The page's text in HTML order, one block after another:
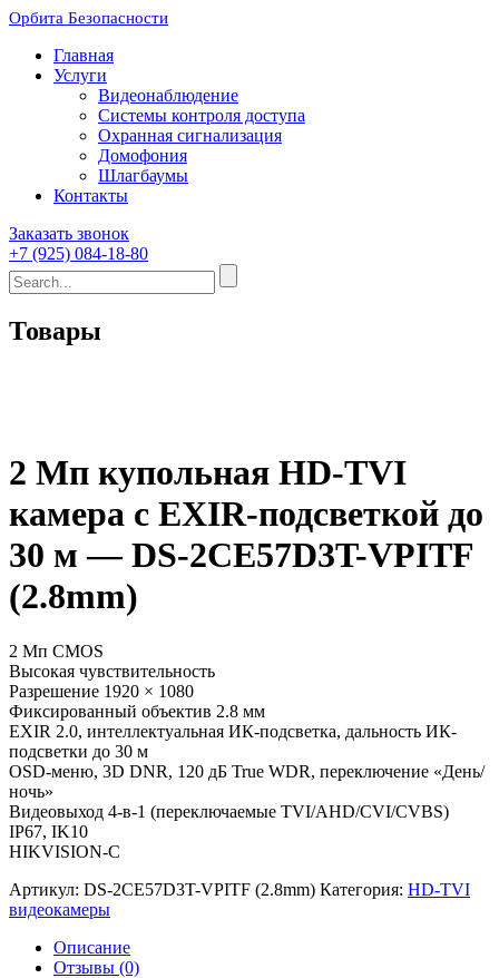
Орбита Безопасности
Главная
Услуги
Видеонаблюдение
Системы контроля доступа
Охранная сигнализация
Домофония
Шлагбаумы
Контакты
Заказать звонок
+7 (925) 084-18-80
Товары
2 Мп купольная HD-TVI
камера с EXIR-подсветкой до
30 м — DS-2CE57D3T-VPITF
(2.8mm)
2 Мп CMOS
Высокая чувствительность
Разрешение 1920 × 1080
Фиксированный объектив 2.8 мм
EXIR 2.0, интеллектуальная ИК-подсветка, дальность ИК-
подсветки до 30 м
OSD-меню, 3D DNR, 120 дБ True WDR, переключение «День/
ночь»
Видеовыход 4-в-1 (переключаемые TVI/AHD/CVI/CVBS)
IP67, IK10
HIKVISION-C
Артикул: DS-2CE57D3T-VPITF (2.8mm) Категория: HD-TVI
видеокамеры
Описание
Отзывы (0)